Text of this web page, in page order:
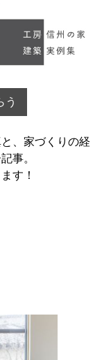
う
、家づくりの経
事。
す！